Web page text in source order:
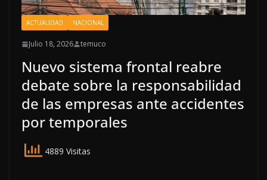
ACTUALIDAD NACIONAL
Julio 18, 2026 temuco
Nuevo sistema frontal reabre
debate sobre la responsabilidad
de las empresas ante accidentes
por temporales
4889 Visitas